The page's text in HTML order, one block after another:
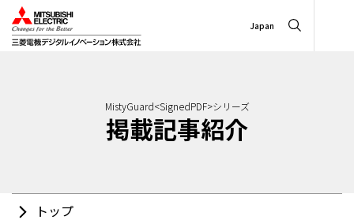
Japan
MistyGuard<SignedPDF>シリーズ
掲載記事紹介
トップ